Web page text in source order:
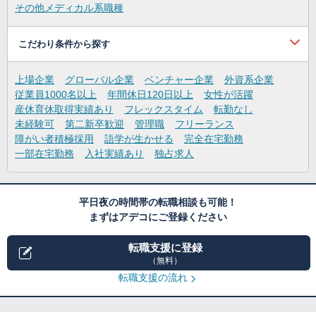
その他メディカル系職種
こだわり条件から探す
上場企業 グローバル企業 ベンチャー企業
外資系企業
従業員1000名以上
年間休日120日以上
女性が活躍
産休育休取得実績あり
フレックスタイム
転勤なし
未経験可
第二新卒歓迎 管理職
フリーランス
障がい者積極採用
語学が生かせる
完全在宅勤務
一部在宅勤務
入社実績あり 独占求人
平日夜の時間帯の転職相談も可能！
まずはアデコにご登録ください
転職支援に登録
（無料）
転職支援の流れ